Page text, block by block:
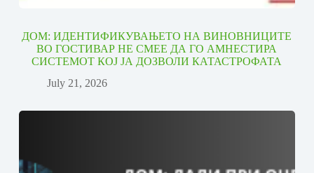
ДОМ: ИДЕНТИФИКУВАЊЕТО НА ВИНОВНИЦИТЕ
ВО ГОСТИВАР НЕ СМЕЕ ДА ГО АМНЕСТИРА
СИСТЕМОТ КОЈ ЈА ДОЗВОЛИ КАТАСТРОФАТА
July 21, 2026